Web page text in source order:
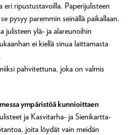
ripustustavoilla. Paperijulisteen
pysyy paremmin seinällä paikallaan.
julisteen ylä- ja alareunoihin
ei kiellä sinua laittamasta
pahvitettuna, joka on valmis
ympäristöä kunnioittaen
ja Kasvitarha- ja Sienikartta-
joita löydät vain meidän